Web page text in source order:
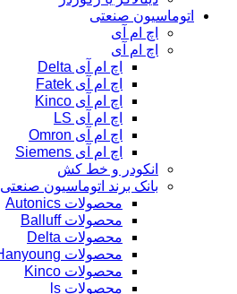
اتوماسیون صنعتی
اچ ام آی
اچ ام آی
اچ ام آی Delta
اچ ام آی Fatek
اچ ام آی Kinco
اچ ام آی LS
اچ ام آی Omron
اچ ام آی Siemens
انکودر و خط کش
بانک برند اتوماسیون صنعتی
محصولات Autonics
محصولات Balluff
محصولات Delta
محصولات Hanyoung
محصولات Kinco
محصولات ls